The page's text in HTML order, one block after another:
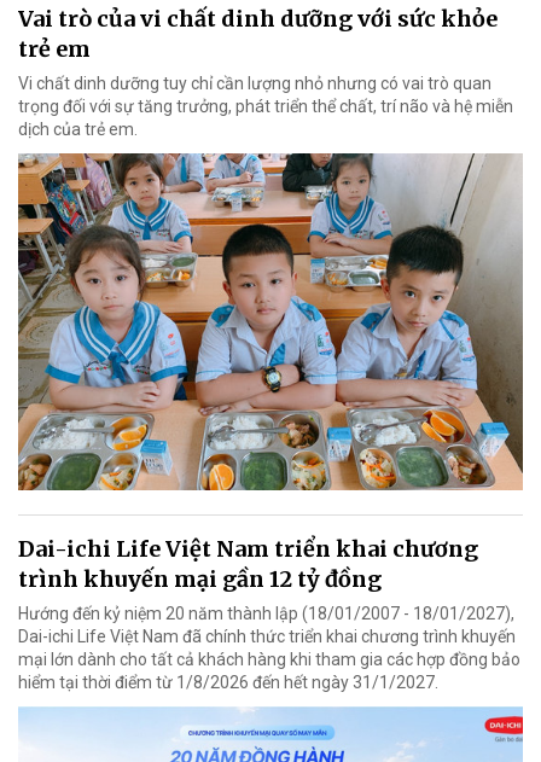
Vai trò của vi chất dinh dưỡng với sức khỏe
trẻ em
Vi chất dinh dưỡng tuy chỉ cần lượng nhỏ nhưng có vai trò quan
trọng đối với sự tăng trưởng, phát triển thể chất, trí não và hệ miễn
dịch của trẻ em.
Dai-ichi Life Việt Nam triển khai chương
trình khuyến mại gần 12 tỷ đồng
Hướng đến kỷ niệm 20 năm thành lập (18/01/2007 - 18/01/2027),
Dai-ichi Life Việt Nam đã chính thức triển khai chương trình khuyến
mại lớn dành cho tất cả khách hàng khi tham gia các hợp đồng bảo
hiểm tại thời điểm từ 1/8/2026 đến hết ngày 31/1/2027.